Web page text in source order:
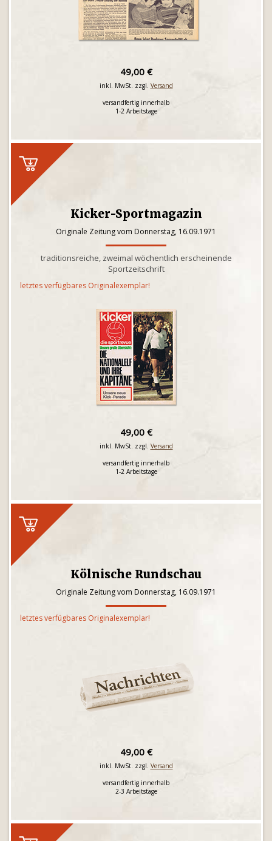
49,00 €
inkl. MwSt. zzgl. Versand
versandfertig innerhalb
1-2 Arbeitstage
Kicker-Sportmagazin
Originale Zeitung vom Donnerstag, 16.09.1971
traditionsreiche, zweimal wöchentlich erscheinende
Sportzeitschrift
letztes verfügbares Originalexemplar!
49,00 €
inkl. MwSt. zzgl. Versand
versandfertig innerhalb
1-2 Arbeitstage
Kölnische Rundschau
Originale Zeitung vom Donnerstag, 16.09.1971
letztes verfügbares Originalexemplar!
49,00 €
inkl. MwSt. zzgl. Versand
versandfertig innerhalb
2-3 Arbeitstage